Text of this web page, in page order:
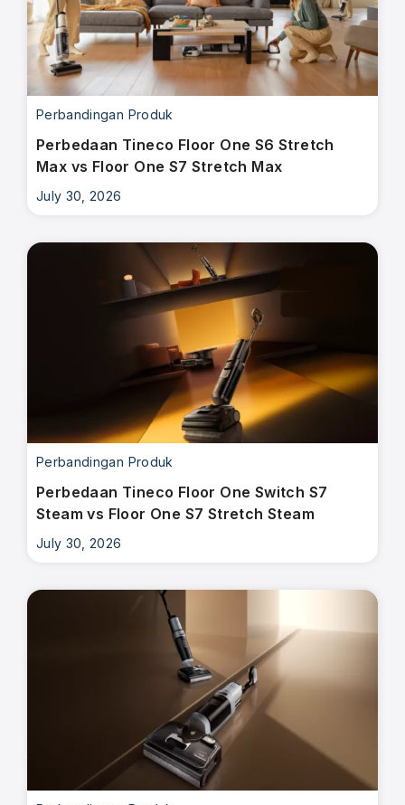
Perbandingan Produk
Perbedaan Tineco Floor One S6 Stretch
Max vs Floor One S7 Stretch Max
July 30, 2026
Perbandingan Produk
Perbedaan Tineco Floor One Switch S7
Steam vs Floor One S7 Stretch Steam
July 30, 2026